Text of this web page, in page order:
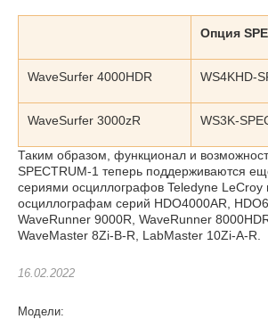
Опция
WaveSurfer 4000HDR WS4KHD-
WaveSurfer 3000zR WS3K-
Таким образом, функционал и
SPECTRUM-1 теперь поддерживаются
сериями осциллографов Teledyne LeCroy
осциллографам серий HDO4000AR,
WaveRunner 9000R, WaveRunner
WaveMaster 8Zi-B-R, LabMaster 10Zi-A-R.
16.02.2022
Модели: